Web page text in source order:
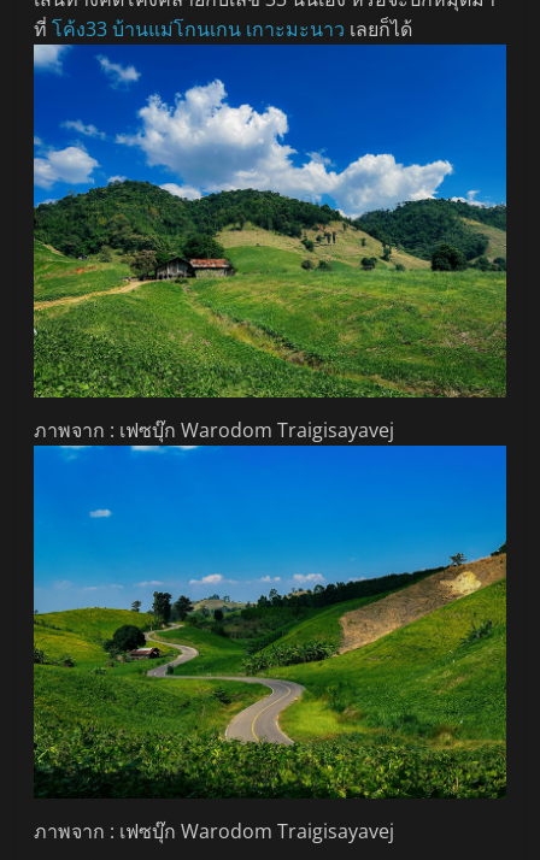
ที่โค้ง33 บ้านแม่โกนเกน เกาะมะนาว เลยก็ได้
ภาพจาก : เฟซบุ๊ก Warodom Traigisayavej
ภาพจาก : เฟซบุ๊ก Warodom Traigisayavej